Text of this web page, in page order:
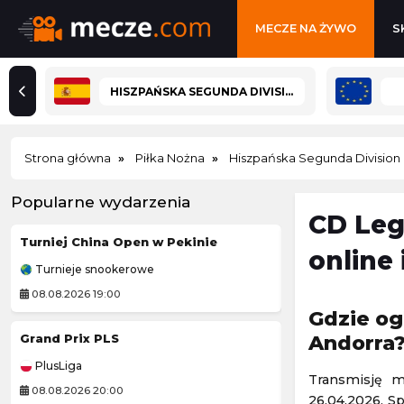
MECZE NA ŻYWO
HISZPAŃSKA SEGUNDA DIVISION
Strona główna Piłka Nożna Hiszpańska Segunda Division
Popularne wydarzenia
Turniej China Open w Pekinie
Turnieje snookerowe
08.08.2026 19:00
Grand Prix PLS
PlusLiga
08.08.2026 20:00
Challenger
Kozerki Open
09.08.2026 1:00
CD
online
Gdzie
Andorra?
Transmisję
26.04.2026.